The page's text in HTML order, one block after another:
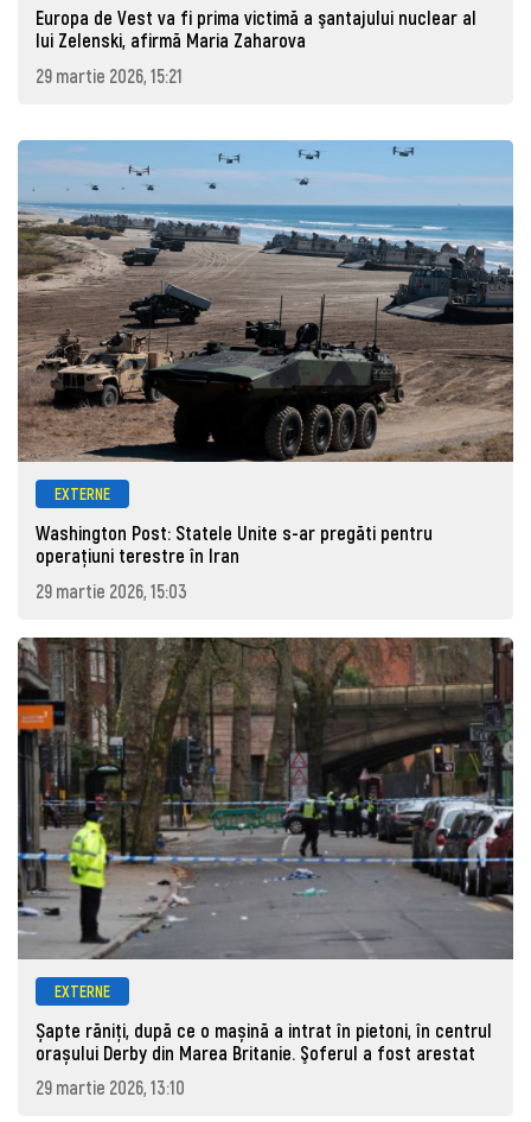
Europa de Vest va fi prima victimă a şantajului nuclear al
lui Zelenski, afirmă Maria Zaharova
29 martie 2026, 15:21
EXTERNE
Washington Post: Statele Unite s-ar pregăti pentru
operațiuni terestre în Iran
29 martie 2026, 15:03
EXTERNE
Șapte răniți, după ce o mașină a intrat în pietoni, în centrul
orașului Derby din Marea Britanie. Şoferul a fost arestat
29 martie 2026, 13:10